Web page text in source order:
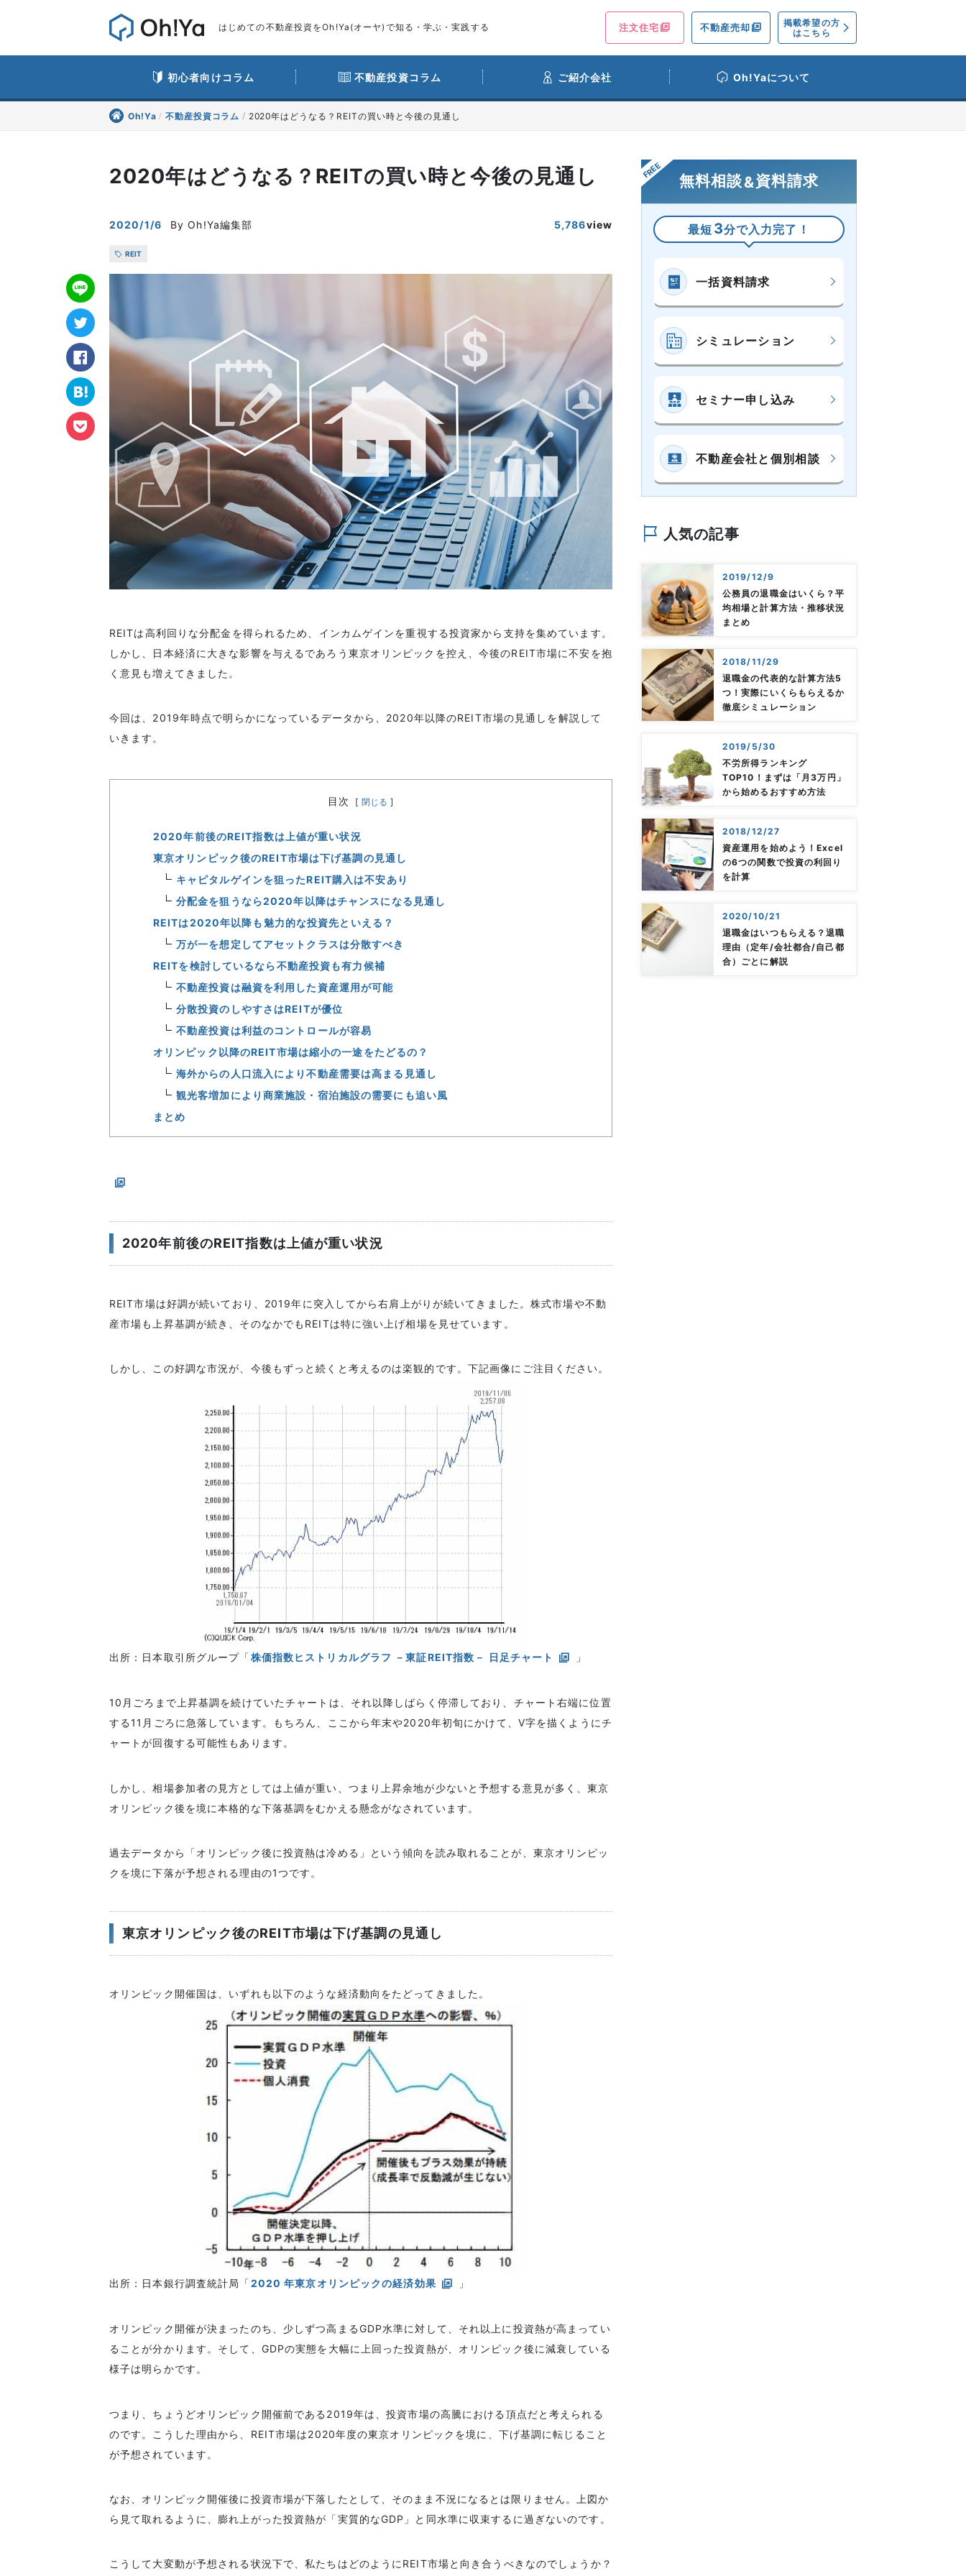
はじめての不動産投資をOh!Ya(オーヤ)で知る・学ぶ・実践する 注文住宅 不動産売却
掲載希望の方
はこちら
初心者向けコラム 不動産投資コラム ご紹介会社 Oh!Yaについて
Oh!Ya 不動産投資コラム 2020年はどうなる？REITの買い時と今後の見通し
2020年はどうなる？REITの買い時と今後の見通し
2020/1/6 By Oh!Ya編集部 5,786view
REIT
REITは高利回りな分配金を得られるため、インカムゲインを重視する投資家から支持を集めています。
しかし、日本経済に大きな影響を与えるであろう東京オリンピックを控え、今後のREIT市場に不安を抱
く意見も増えてきました。
今回は、2019年時点で明らかになっているデータから、2020年以降のREIT市場の見通しを解説して
いきます。
目次 [ 閉じる ]
2020年前後のREIT指数は上値が重い状況
東京オリンピック後のREIT市場は下げ基調の見通し
キャピタルゲインを狙ったREIT購入は不安あり
分配金を狙うなら2020年以降はチャンスになる見通し
REITは2020年以降も魅力的な投資先といえる？
万が一を想定してアセットクラスは分散すべき
REITを検討しているなら不動産投資も有力候補
不動産投資は融資を利用した資産運用が可能
分散投資のしやすさはREITが優位
不動産投資は利益のコントロールが容易
オリンピック以降のREIT市場は縮小の一途をたどるの？
海外からの人口流入により不動産需要は高まる見通し
観光客増加により商業施設・宿泊施設の需要にも追い風
まとめ
2020年前後のREIT指数は上値が重い状況
REIT市場は好調が続いており、2019年に突入してから右肩上がりが続いてきました。株式市場や不動
産市場も上昇基調が続き、そのなかでもREITは特に強い上げ相場を見せています。
しかし、この好調な市況が、今後もずっと続くと考えるのは楽観的です。下記画像にご注目ください。
出所：日本取引所グループ「株価指数ヒストリカルグラフ －東証REIT指数－ 日足チャート 」
10月ごろまで上昇基調を続けていたチャートは、それ以降しばらく停滞しており、チャート右端に位置
する11月ごろに急落しています。もちろん、ここから年末や2020年初旬にかけて、V字を描くようにチ
ャートが回復する可能性もあります。
しかし、相場参加者の見方としては上値が重い、つまり上昇余地が少ないと予想する意見が多く、東京
オリンピック後を境に本格的な下落基調をむかえる懸念がなされています。
過去データから「オリンピック後に投資熱は冷める」という傾向を読み取れることが、東京オリンピッ
クを境に下落が予想される理由の1つです。
東京オリンピック後のREIT市場は下げ基調の見通し
オリンピック開催国は、いずれも以下のような経済動向をたどってきました。
出所：日本銀行調査統計局「2020 年東京オリンピックの経済効果 」
オリンピック開催が決まったのち、少しずつ高まるGDP水準に対して、それ以上に投資熱が高まってい
ることが分かります。そして、GDPの実態を大幅に上回った投資熱が、オリンピック後に減衰している
様子は明らかです。
つまり、ちょうどオリンピック開催前である2019年は、投資市場の高騰における頂点だと考えられる
のです。こうした理由から、REIT市場は2020年度の東京オリンピックを境に、下げ基調に転じること
が予想されています。
なお、オリンピック開催後に投資市場が下落したとして、そのまま不況になるとは限りません。上図か
ら見て取れるように、膨れ上がった投資熱が「実質的なGDP」と同水準に収束するに過ぎないのです。
こうして大変動が予想される状況下で、私たちはどのようにREIT市場と向き合うべきなのでしょうか？
無料相談&資料請求
最短3分で入力完了！
一括資料請求
シミュレーション
セミナー申し込み
不動産会社と個別相談
人気の記事
2019/12/9
公務員の退職金はいくら？平
均相場と計算方法・推移状況
まとめ
2018/11/29
退職金の代表的な計算方法5
つ！実際にいくらもらえるか
徹底シミュレーション
2019/5/30
不労所得ランキング
TOP10！まずは「月3万円」
から始めるおすすめ方法
2018/12/27
資産運用を始めよう！Excel
の6つの関数で投資の利回り
を計算
2020/10/21
退職金はいつもらえる？退職
理由（定年/会社都合/自己都
合）ごとに解説